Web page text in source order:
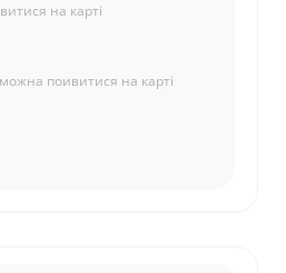
на карті
поивитися на карті